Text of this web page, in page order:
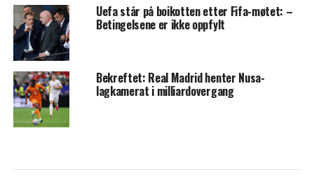
Uefa står på boikotten etter Fifa-møtet: –
Betingelsene er ikke oppfylt
Bekreftet: Real Madrid henter Nusa-
lagkamerat i milliardovergang